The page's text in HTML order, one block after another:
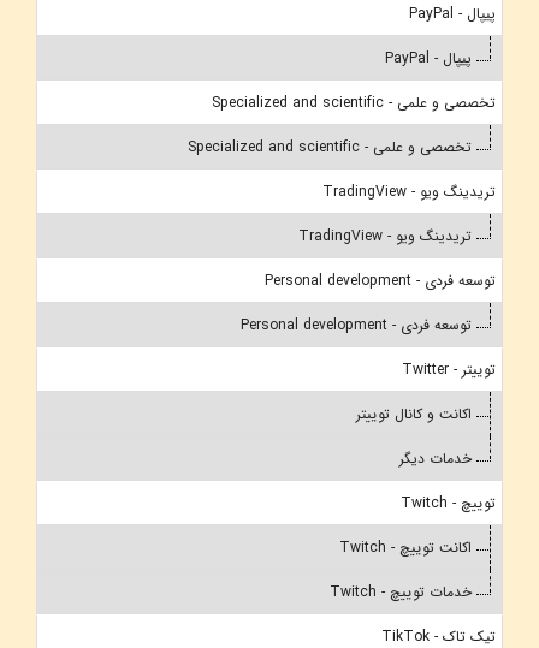
پیپال - PayPal
پیپال - PayPal
تخصصی و علمی - Specialized and scientific
تخصصی و علمی - Specialized and scientific
تریدینگ ویو - TradingView
تریدینگ ویو - TradingView
توسعه فردی - Personal development
توسعه فردی - Personal development
توییتر - Twitter
اکانت و کانال توییتر
خدمات دیگر
توییچ - Twitch
اکانت توییچ - Twitch
خدمات توییچ - Twitch
تیک تاک - TikTok